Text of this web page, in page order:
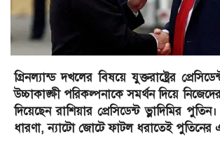
গ্রিনল্যান্ড দখলের বিষয়ে যুক্তরাষ্ট্রের
উচ্চাকাঙ্ক্ষী পরিকল্পনাকে সমর্থন দিয়ে
দিয়েছেন রাশিয়ার প্রেসিডেন্ট ভ্লাদিমির
ধারণা, ন্যাটো জোটে ফাটল ধরাতেই পুতিনের